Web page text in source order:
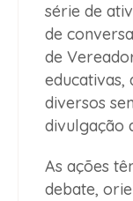
série de
de
de
educativas,
diversos
divulgação
As ações
debate,